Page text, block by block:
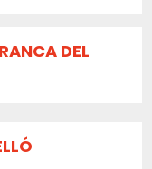
DEL